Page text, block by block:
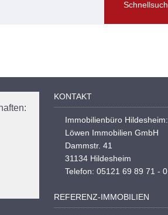
KONTAKT
Immobilienbüro Hildesheim:
Löwen Immobilien GmbH
Dammstr. 41
31134 Hildesheim
Telefon: 05121 69 89 71 - 0
REFERENZ-IMMOBILIEN